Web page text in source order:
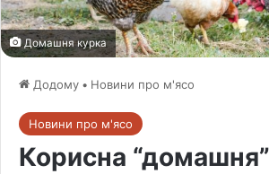
Домашня курка
Додому • Новини про м'ясо
Новини про м'ясо
Корисна